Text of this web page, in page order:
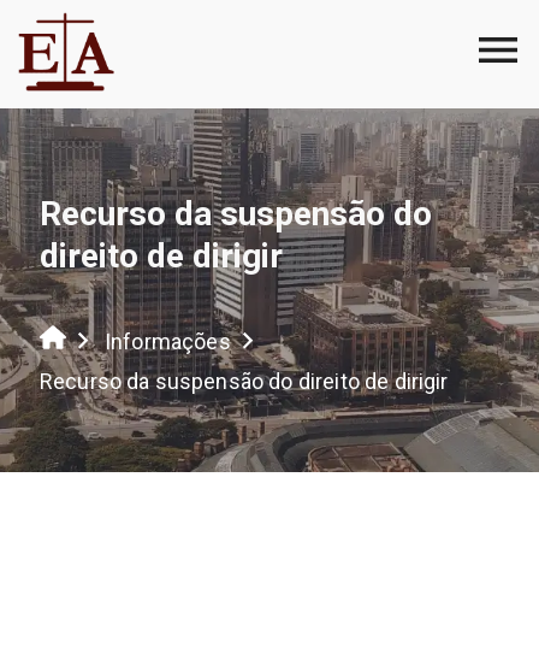
Recurso da suspensão do
direito de dirigir
Informações
Recurso da suspensão do direito de dirigir